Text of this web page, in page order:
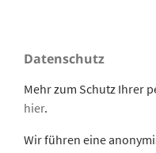
Datenschutz
Mehr zum Schutz Ihrer
hier.
Wir führen eine